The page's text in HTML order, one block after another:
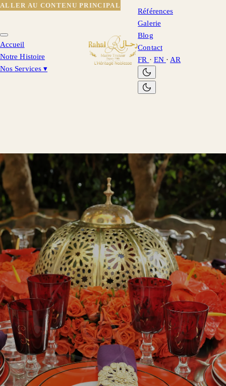
ALLER AU CONTENU PRINCIPAL
Accueil
Notre Histoire
Nos Services ▾
Références
Galerie
Blog
Contact
FR · EN · AR